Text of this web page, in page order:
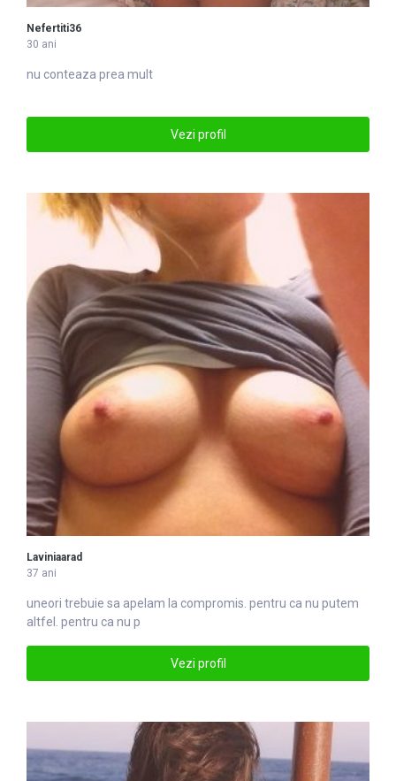
Nefertiti36
30 ani
nu conteaza prea mult
Vezi profil
Laviniaarad
37 ani
uneori trebuie sa apelam la compromis. pentru ca nu putem
altfel. pentru ca nu p
Vezi profil